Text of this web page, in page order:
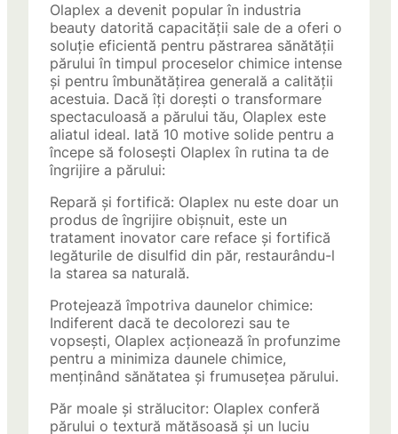
Olaplex a devenit popular în industria
beauty datorită capacității sale de a oferi o
soluție eficientă pentru păstrarea sănătății
părului în timpul proceselor chimice intense
și pentru îmbunătățirea generală a calității
acestuia. Dacă îți dorești o transformare
spectaculoasă a părului tău, Olaplex este
aliatul ideal. Iată 10 motive solide pentru a
începe să folosești Olaplex în rutina ta de
îngrijire a părului:
Repară și fortifică: Olaplex nu este doar un
produs de îngrijire obișnuit, este un
tratament inovator care reface și fortifică
legăturile de disulfid din păr, restaurându-l
la starea sa naturală.
Protejează împotriva daunelor chimice:
Indiferent dacă te decolorezi sau te
vopsești, Olaplex acționează în profunzime
pentru a minimiza daunele chimice,
menținând sănătatea și frumusețea părului.
Păr moale și strălucitor: Olaplex conferă
părului o textură mătăsoasă și un luciu